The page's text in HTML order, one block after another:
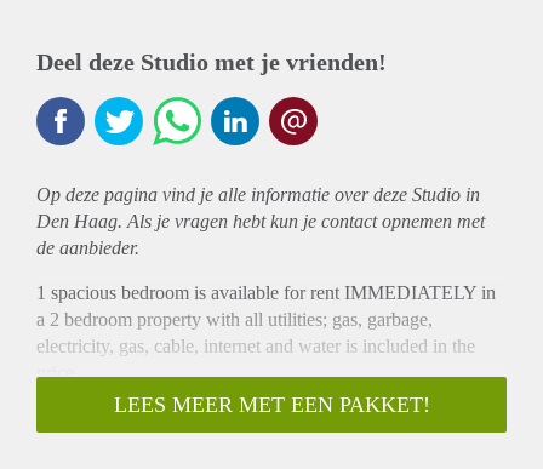
Deel deze Studio met je vrienden!
Op deze pagina vind je alle informatie over deze Studio in
Den Haag. Als je vragen hebt kun je contact opnemen met
de aanbieder.
1 spacious bedroom is available for rent IMMEDIATELY in
a 2 bedroom property with all utilities; gas, garbage,
electricity, gas, cable, internet and water is included in the
price.
The home is drugs free, smoke-free. Living room with a
smart TV and fully fitted kitchen with high- end stainless
LEES MEER MET EEN PAKKET!